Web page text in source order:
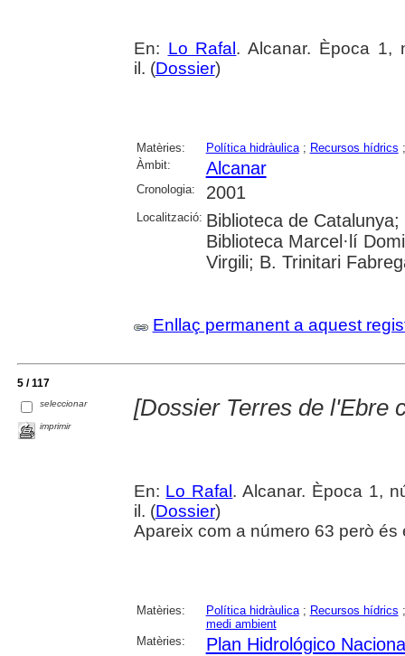
En: Lo Rafal . Alcanar. Època 1,
il. (Dossier)
Matèries: Política hidràulica; Recursos hídrics
Àmbit:
Alcanar
Cronologia: 2001
Localització: Biblioteca de
Biblioteca Marcel·lí
Virgili; B. Trinitari
Enllaç permanent a aquest
5 / 117
seleccionar
imprimir
[Dossier Terres de l'Ebre
En: Lo Rafal . Alcanar. Època 1,
il. (Dossier)
Apareix com a número 63 però és
Matèries: Política hidràulica; Recursos hídrics
medi ambient
Matèries:
Plan Hidrológico